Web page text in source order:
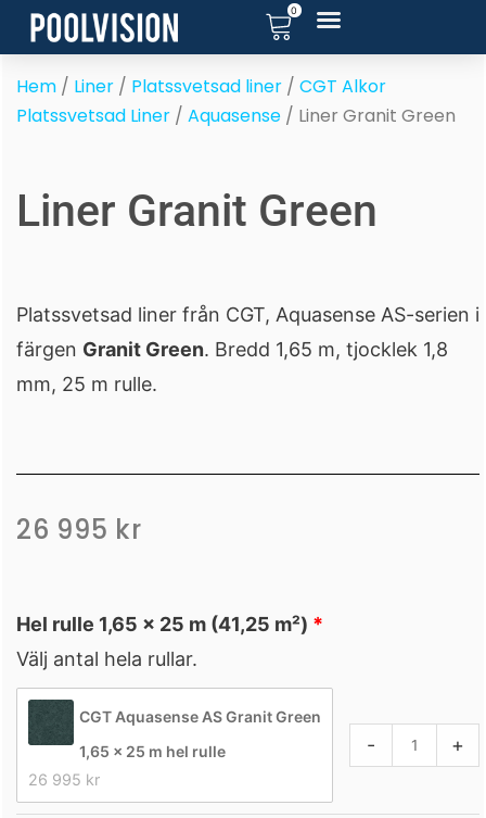
Hoppa
till
innehåll
0
Hem / Liner / Platssvetsad liner / CGT Alkor
Platssvetsad Liner / Aquasense / Liner Granit Green
Liner Granit Green
Platssvetsad liner från CGT, Aquasense AS-serien i
färgen Granit Green. Bredd 1,65 m, tjocklek 1,8
mm, 25 m rulle.
26 995 kr
Hel rulle 1,65 × 25 m (41,25 m²)
Välj antal hela rullar.
CGT Aquasense AS Granit Green
1,65 × 25 m hel rulle
26 995 kr
- +
Granit
Green
mängd